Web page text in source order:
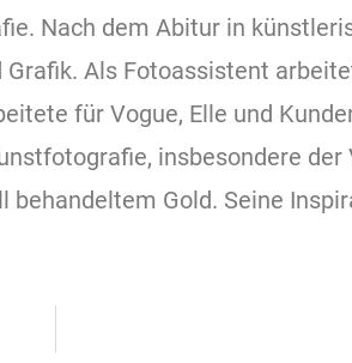
Nach dem Abitur in
Als Fotoassistent
für Vogue, Elle und
insbesondere der
Gold. Seine